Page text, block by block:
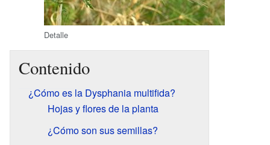
Detalle
Contenido
¿Cómo es la Dysphania multifida?
Hojas y flores de la planta
¿Cómo son sus semillas?